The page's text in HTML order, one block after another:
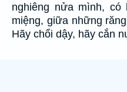
nghiêng nửa mình,
miệng, giữa những
Hãy chổi dậy, hãy cắn